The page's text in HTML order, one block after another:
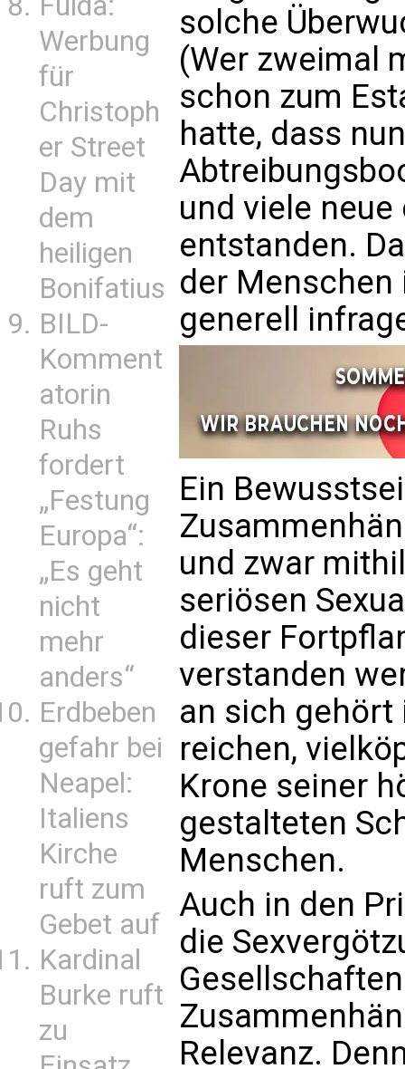
Werbung
für
Christoph
er Street
Day mit
dem
heiligen
Bonifatius
BILD-
Komment
atorin
Ruhs
fordert
„Festung
Europa“:
„Es geht
nicht
mehr
anders“
Erdbeben
gefahr bei
Neapel:
Italiens
Kirche
ruft zum
Gebet auf
Kardinal
Burke ruft
zu
solche
(Wer
schon zum
hatte, dass
und viele
entstanden.
der
generell
Ein
und zwar
seriösen
dieser
verstanden
an sich gehört
reichen,
Krone seiner
gestalteten
Menschen.
Auch in den
die
Relevanz.